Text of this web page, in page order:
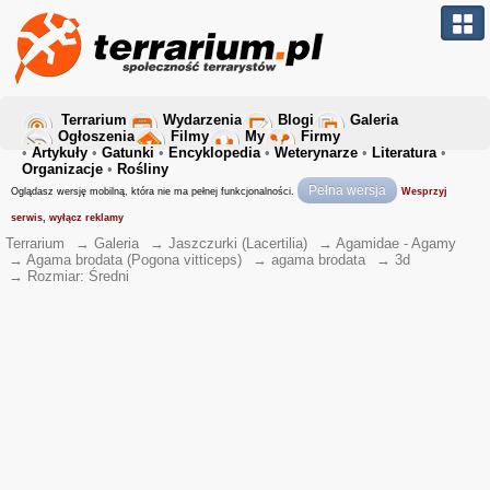
Terrarium Wydarzenia Blogi
Galeria
Ogłoszenia
Filmy My
Firmy
• Artykuły • Gatunki • Encyklopedia• Weterynarze • Literatura•
Organizacje • Rośliny
Oglądasz wersję mobilną, która nie ma pełnej funkcjonalności. Pełna wersja Wesprzyj
serwis, wyłącz reklamy
Terrarium → Galeria → Jaszczurki (Lacertilia) → Agamidae - Agamy
→ Agama brodata (Pogona vitticeps) → agama brodata → 3d
→ Rozmiar: Średni